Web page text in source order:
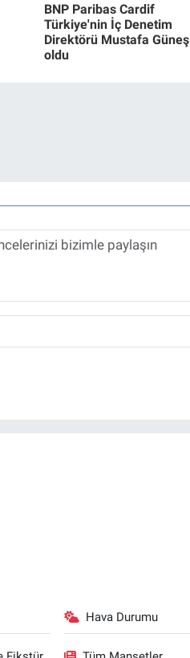
BNP Paribas Cardif
Türkiye'nin İç Denetim
Direktörü Mustafa Güneş
oldu
Hava Durumu